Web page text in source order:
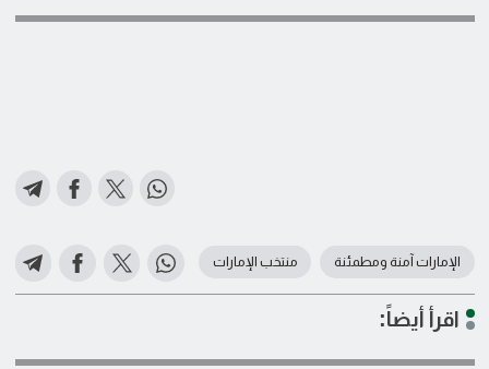
الإمارات آمنة ومطمئنة منتخب الإمارات
اقرأ أيضاً: